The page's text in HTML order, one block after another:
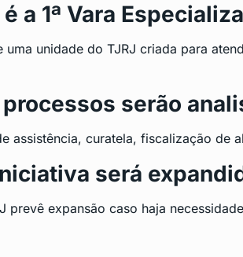
a 1ª Vara
uma unidade do TJRJ criada para
serão
assistência, curatela, fiscalização de
será
prevê expansão caso haja